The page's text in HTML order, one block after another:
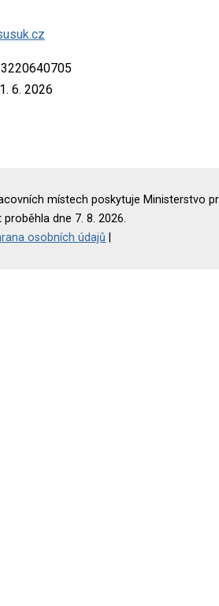
1. 6. 2026
místech poskytuje Ministerstvo
dne 7. 8. 2026.
osobních údajů